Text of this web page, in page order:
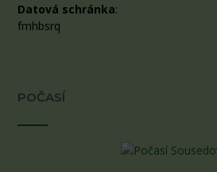
Datová schránka:
fmhbsrq
POČASÍ